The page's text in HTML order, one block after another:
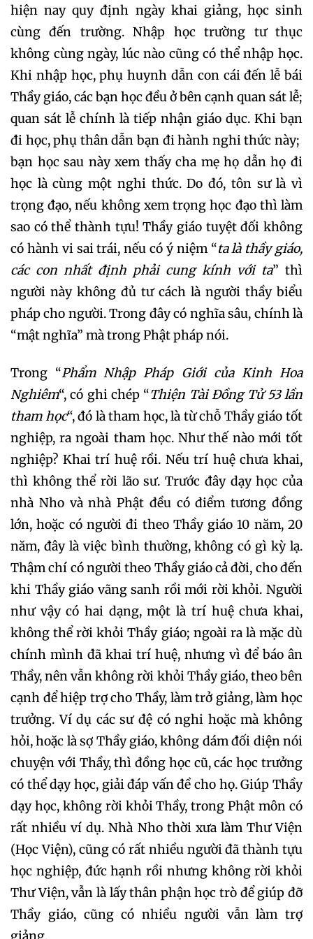
hiện nay quy định ngày khai giảng, học sinh
cùng đến trường. Nhập học trường tư thục
không cùng ngày, lúc nào cũng có thể nhập học.
Khi nhập học, phụ huynh dẫn con cái đến lễ bái
Thầy giáo, các bạn học đều ở bên cạnh quan sát lễ;
quan sát lễ chính là tiếp nhận giáo dục. Khi bạn
đi học, phụ thân dẫn bạn đi hành nghi thức này;
bạn học sau này xem thấy cha mẹ họ dẫn họ đi
học là cùng một nghi thức. Do đó, tôn sư là vì
trọng đạo, nếu không xem trọng học đạo thì làm
sao có thể thành tựu! Thầy giáo tuyệt đối không
có hành vi sai trái, nếu có ý niệm “ta là thầy giáo,
các con nhất định phải cung kính với ta” thì
người này không đủ tư cách là người thầy biểu
pháp cho người. Trong đây có nghĩa sâu, chính là
“mật nghĩa” mà trong Phật pháp nói.
Trong “Phẩm Nhập Pháp Giới của Kinh Hoa
Nghiêm“, có ghi chép “Thiện Tài Đồng Tử 53 lần
tham học“, đó là tham học, là từ chỗ Thầy giáo tốt
nghiệp, ra ngoài tham học. Như thế nào mới tốt
nghiệp? Khai trí huệ rồi. Nếu trí huệ chưa khai,
thì không thể rời lão sư. Trước đây dạy học của
nhà Nho và nhà Phật đều có điểm tương đồng
lớn, hoặc có người đi theo Thầy giáo 10 năm, 20
năm, đây là việc bình thường, không có gì kỳ lạ.
Thậm chí có người theo Thầy giáo cả đời, cho đến
khi Thầy giáo vãng sanh rồi mới rời khỏi. Người
như vậy có hai dạng, một là trí huệ chưa khai,
không thể rời khỏi Thầy giáo; ngoài ra là mặc dù
chính mình đã khai trí huệ, nhưng vì để báo ân
Thầy, nên vẫn không rời khỏi Thầy giáo, theo bên
cạnh để hiệp trợ cho Thầy, làm trở giảng, làm học
trưởng. Ví dụ các sư đệ có nghi hoặc mà không
hỏi, hoặc là sợ Thầy giáo, không dám đối diện nói
chuyện với Thầy, thì đồng học cũ, các học trưởng
có thể dạy học, giải đáp vấn đề cho họ. Giúp Thầy
dạy học, không rời khỏi Thầy, trong Phật môn có
rất nhiều ví dụ. Nhà Nho thời xưa làm Thư Viện
(Học Viện), cũng có rất nhiều người đã thành tựu
học nghiệp, đức hạnh rồi nhưng không rời khỏi
Thư Viện, vẫn là lấy thân phận học trò để giúp đỡ
Thầy giáo, cũng có nhiều người vẫn làm trợ
giảng.